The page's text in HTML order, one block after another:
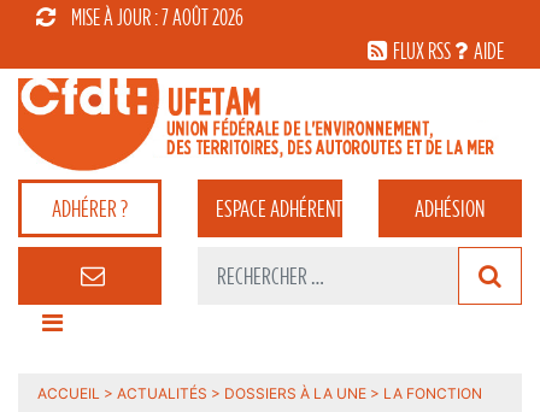
MISE À JOUR : 7 AOÛT 2026
FLUX RSS
AIDE
ADHÉRER ? ESPACEADHÉRENT ADHÉSION
ACCUEIL > ACTUALITÉS > DOSSIERS À LA UNE > LA FONCTION